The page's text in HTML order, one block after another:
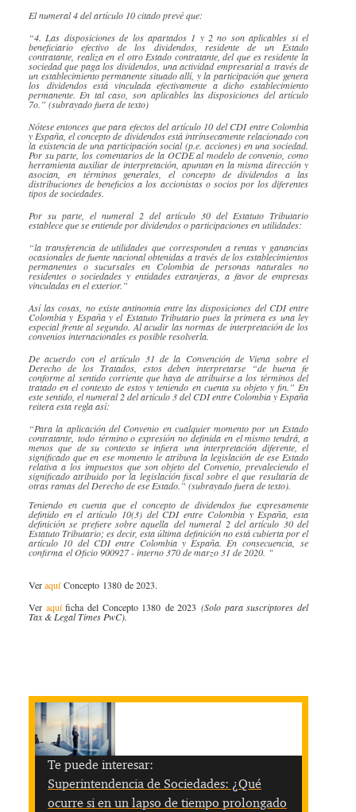
El numeral 4 del artículo 10 citado prevé que:
“4. Las disposiciones de los apartados 1 y 2 no son aplicables si el
beneficiario efectivo de los dividendos, residente de un Estado
contratante, realiza en el otro Estado contratante, del que es residente la
sociedad que paga los d​​ividendos, una actividad empresarial a través de
un establecimiento permanente situado allí, y la participación que genera
los dividendos está vinculada efectivamente a dicho establecimiento
permanente. En tal caso, son aplicables las disposiciones del artículo
7o.” (subrayado fuera de texto)
Nótese entonces que para efectos del artículo 10 del CDI entre Colombia
y España, el concepto de dividendos está intrínsecamente relacionado con
la existencia de una participación social (p.e. acciones) en una sociedad.
Por su parte, los comentarios de la OCDE al modelo de convenio, como
herramienta auxiliar de interpretación, apuntan en la misma dirección y
asocian, en términos generales, el concepto de dividendos a las
distribuciones de beneficios a los accionistas o socios por los diferentes
tipos de sociedades.
Por su parte, el numeral 2 del artículo 30 del Estatuto Tributario
establece que se entiende por dividendos o participaciones en utilidades:
“la transferencia de utilidades que corresponden a rentas y ganancias
ocasionales de fuente nacional obtenidas a través de los establecimientos
permanentes o sucursales en Colombia de personas naturales no
residentes o sociedades y entidades extranjeras, a favor de empresas
vinculadas en el exterior.”
Así las cosas, no existe antinomia entre las disposiciones del CDI entre
Colombia y España y el Estatuto Tributario pues la primera es una ley
especial frente al segundo. Al acudir las normas de interpretación de los
convenios internacionales es posible resolverla.
De acuerdo con el artículo 31 de la Convención de Viena sobre el
Derecho de los Tratados, estos deben interpretarse “de buena fe
conforme al sentido corriente que haya de atribuirse a los términos del
tratado en el contexto de estos y teniendo en cuenta su objeto y fin.” En
este sentido, el numeral 2 del artículo 3 del CDI entre Colombia y España
reitera esta regla así:
“Para la aplicación del Convenio en cualquier momento por un Estado
contratante, todo término o expresión no definida en el mismo tendrá, a
menos que de su contexto se infiera una interpretación diferente, el
significado que en ese momento le atribuya la legislación de ese Estado
relativa a los impuestos que son objeto del Convenio, prevaleciendo el
significado atribuido por la legislación fiscal sobre el que resultaría de
otras ramas del Derecho de ese Estado.” (subrayado fuera de texto).
Teniendo en cuenta que el concepto de dividendos fue expresamente
definido en el artículo 10(3) del CDI entre Colombia y España, esta
definición se prefiere sobre aquella ​​del numeral 2 del artículo 30 del
Estatuto Tributario; es decir, esta última definición no está cubierta por el
artículo 10 del CDI entre Colombia y España. En consecuencia, se
confirma el Oficio 900927 - interno 370 de marzo 31 de 2020. "
VeraquíConcepto 1380 de 2023.
Ver aquí​ficha del Concepto 1380 de 2023 (Solo para suscriptores del
Tax & Legal Times PwC).
Te puede interesar:
Superintendencia de Sociedades: ¿Qué
ocurre si en un lapso de tiempo prolongado